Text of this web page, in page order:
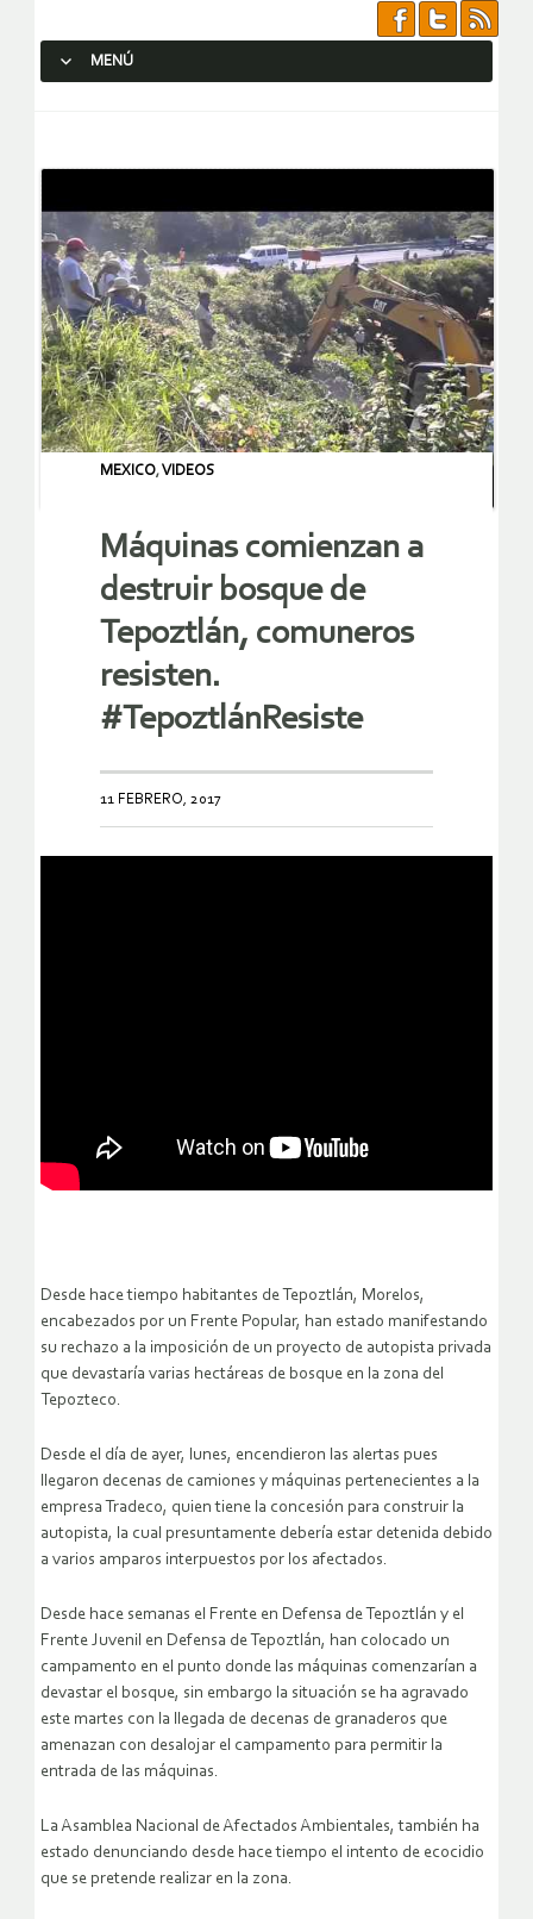
MENÚ
MEXICO,VIDEOS
Máquinas comienzan a
destruir bosque de
Tepoztlán, comuneros
resisten.
#TepoztlánResiste
11 FEBRERO, 2017
Desde hace tiempo habitantes de Tepoztlán, Morelos,
encabezados por un Frente Popular, han estado manifestando
su rechazo a la imposición de un proyecto de autopista privada
que devastaría varias hectáreas de bosque en la zona del
Tepozteco.
Desde el día de ayer, lunes, encendieron las alertas pues
llegaron decenas de camiones y máquinas pertenecientes a la
empresa Tradeco, quien tiene la concesión para construir la
autopista, la cual presuntamente debería estar detenida debido
a varios amparos interpuestos por los afectados.
Desde hace semanas el Frente en Defensa de Tepoztlán y el
Frente Juvenil en Defensa de Tepoztlán, han colocado un
campamento en el punto donde las máquinas comenzarían a
devastar el bosque, sin embargo la situación se ha agravado
este martes con la llegada de decenas de granaderos que
amenazan con desalojar el campamento para permitir la
entrada de las máquinas.
La Asamblea Nacional de Afectados Ambientales, también ha
estado denunciando desde hace tiempo el intento de ecocidio
que se pretende realizar en la zona.